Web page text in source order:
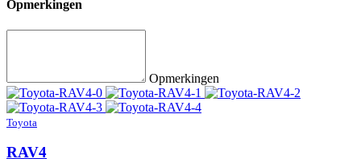
Opmerkingen
Opmerkingen
Toyota
RAV4